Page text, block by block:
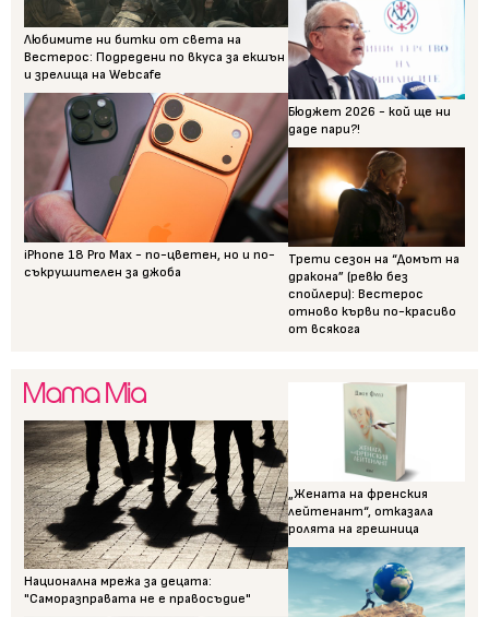
Любимите ни битки от света на
Вестерос: Подредени по вкуса за екшън
и зрелища на Webcafe
iPhone 18 Pro Max - по-цветен, но и по-
съкрушителен за джоба
Бюджет 2026 - кой ще ни
даде пари?!
Трети сезон на “Домът на
дракона” (ревю без
спойлери): Вестерос
отново кърви по-красиво
от всякога
Национална мрежа за децата:
"Саморазправата не е правосъдие"
„Жената на френския
лейтенант“, отказала
ролята на грешница